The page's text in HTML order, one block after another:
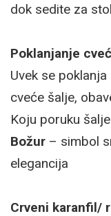
dok sedite za
Poklanjanje
Uvek se
cveće šalje,
Koju poruku
Božur – simbol
elegancija
Crveni karanfil/